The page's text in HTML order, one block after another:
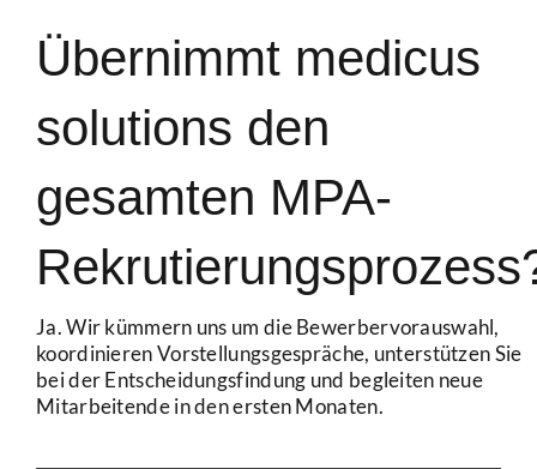
Übernimmt medicus
solutions den
gesamten MPA-
Ja. Wir kümmern uns um die Bewerbervorauswahl,
koordinieren Vorstellungsgespräche, unterstützen Sie
bei der Entscheidungsfindung und begleiten neue
Mitarbeitende in den ersten Monaten.